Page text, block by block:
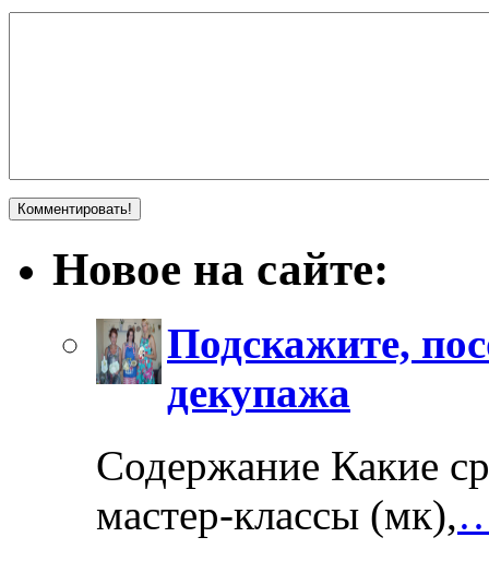
Новое на сайте:
Подскажите,
декупажа
Содержание Какие
мастер-классы (мк),